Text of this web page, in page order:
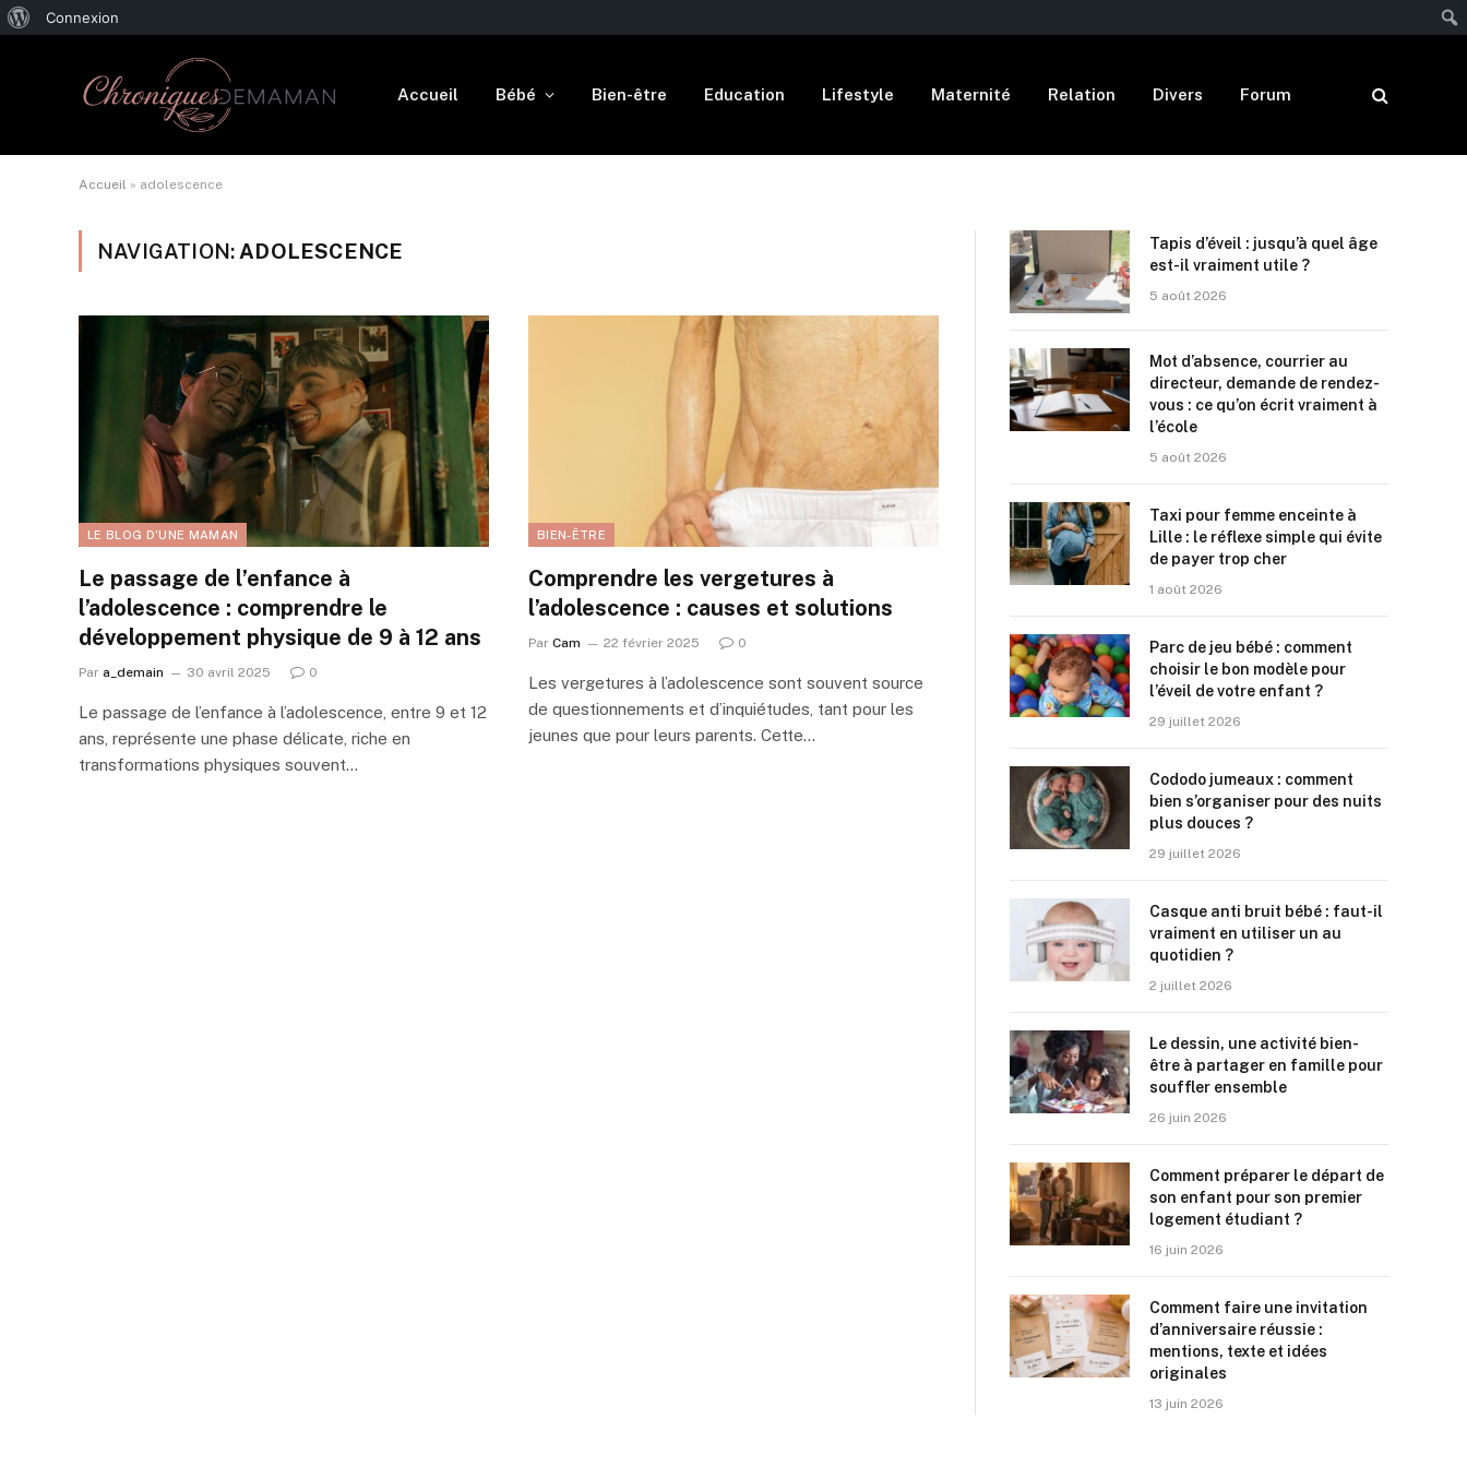
Connexion
Accueil Bébé Bien-être Education Lifestyle Maternité Relation Divers Forum
Accueil » adolescence
NAVIGATION: ADOLESCENCE
LE BLOG D'UNE MAMAN
Le passage de l’enfance à
l’adolescence : comprendre le
développement physique de 9 à 12 ans
Par a_demain 30 avril 2025 0
Le passage de l’enfance à l’adolescence, entre 9 et 12
ans, représente une phase délicate, riche en
transformations physiques souvent…
BIEN-ÊTRE
Comprendre les vergetures à
l’adolescence : causes et solutions
Par Cam 22 février 2025 0
Les vergetures à l’adolescence sont souvent source
de questionnements et d’inquiétudes, tant pour les
jeunes que pour leurs parents. Cette…
Tapis d’éveil : jusqu’à quel âge
est-il vraiment utile ?
5 août 2026
Mot d’absence, courrier au
directeur, demande de rendez-
vous : ce qu’on écrit vraiment à
l’école
5 août 2026
Taxi pour femme enceinte à
Lille : le réflexe simple qui évite
de payer trop cher
1 août 2026
Parc de jeu bébé : comment
choisir le bon modèle pour
l’éveil de votre enfant ?
29 juillet 2026
Cododo jumeaux : comment
bien s’organiser pour des nuits
plus douces ?
29 juillet 2026
Casque anti bruit bébé : faut-il
vraiment en utiliser un au
quotidien ?
2 juillet 2026
Le dessin, une activité bien-
être à partager en famille pour
souffler ensemble
26 juin 2026
Comment préparer le départ de
son enfant pour son premier
logement étudiant ?
16 juin 2026
Comment faire une invitation
d’anniversaire réussie :
mentions, texte et idées
originales
13 juin 2026